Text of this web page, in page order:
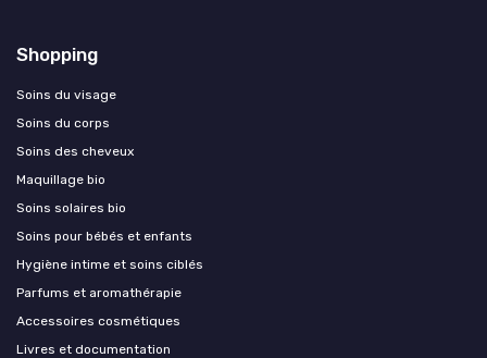
Shopping
Soins du visage
Soins du corps
Soins des cheveux
Maquillage bio
Soins solaires bio
Soins pour bébés et enfants
Hygiène intime et soins ciblés
Parfums et aromathérapie
Accessoires cosmétiques
Livres et documentation